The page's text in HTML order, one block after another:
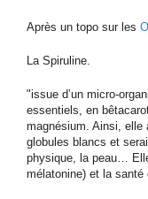
Après un topo sur les
La Spiruline.
"issue d’un micro-
essentiels, en
magnésium. Ainsi, elle
globules blancs et
physique, la peau…
mélatonine) et la